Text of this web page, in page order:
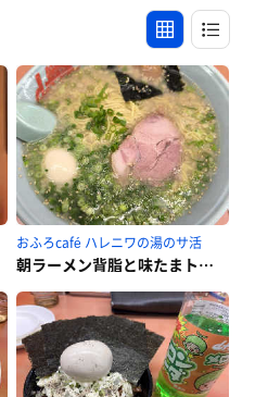
おふろcafé ハレニワの湯のサ活
朝ラーメン背脂と味たまトッピング